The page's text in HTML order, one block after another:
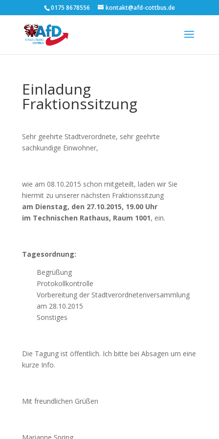
0175 8678556 kontakt@afd-cottbus.de
Einladung
Fraktionssitzung
Sehr geehrte Stadtverordnete, sehr geehrte
sachkundige Einwohner,
wie am 08.10.2015 schon mitgeteilt, laden wir Sie
hiermit zu unserer nächsten Fraktionssitzung
am Dienstag, den 27.10.2015, 19.00 Uhr
im Technischen Rathaus, Raum 1001, ein.
Tagesordnung:
Begrüßung
Protokollkontrolle
Vorbereitung der Stadtverordnetenversammlung
am 28.10.2015
Sonstiges
Die Tagung ist öffentlich. Ich bitte bei Absagen um eine
kurze Info.
Mit freundlichen Grüßen